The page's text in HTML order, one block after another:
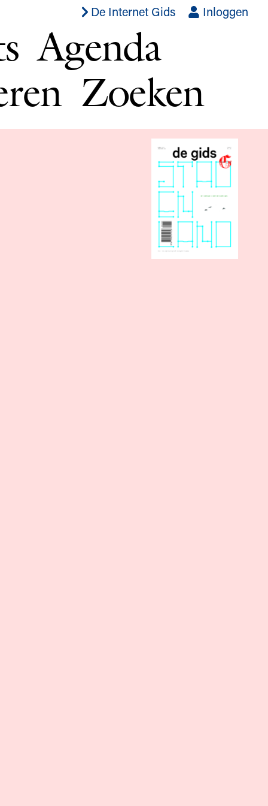
De Internet Gids Inloggen
Agenda
Zoeken